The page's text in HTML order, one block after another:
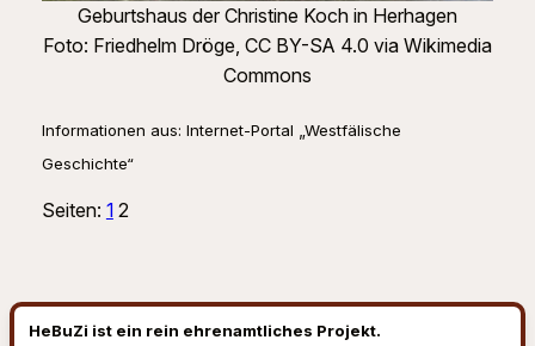
Geburtshaus der Christine Koch in Herhagen
Foto: Friedhelm Dröge, CC BY-SA 4.0 via Wikimedia
Commons
Informationen aus: Internet-Portal „Westfälische
Geschichte“
Seiten: 1 2
HeBuZi ist ein rein ehrenamtliches Projekt.